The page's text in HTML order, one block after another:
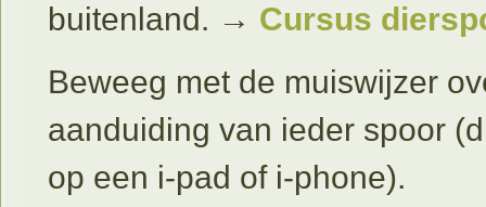
buitenland. → Cursus
Beweeg met de muiswijzer
aanduiding van ieder spoor
op een i-pad of i-phone).